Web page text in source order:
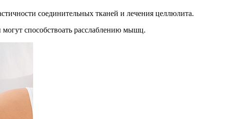
соединительных тканей и лечения целлюлита.
способствоать расслаблению мышц.